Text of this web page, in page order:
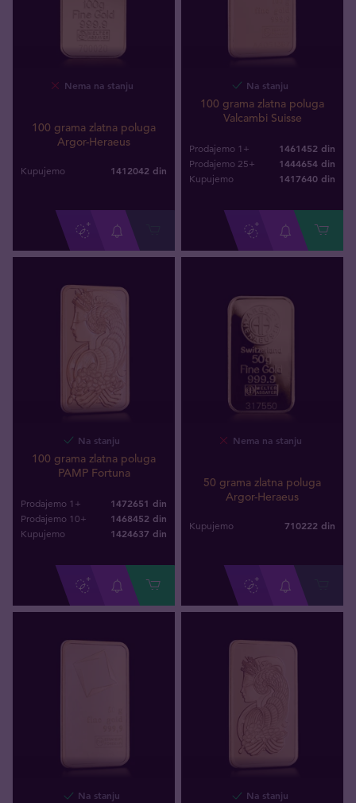
Nema na stanju
100 grama zlatna poluga
Argor-Heraeus
Kupujemo 1412042 din
Na stanju
100 grama zlatna poluga
Valcambi Suisse
Prodajemo 1+ 1461452 din
Prodajemo 25+ 1444654 din
Kupujemo 1417640 din
Na stanju
100 grama zlatna poluga
PAMP Fortuna
Prodajemo 1+ 1472651 din
Prodajemo 10+ 1468452 din
Kupujemo 1424637 din
Nema na stanju
50 grama zlatna poluga
Argor-Heraeus
Kupujemo 710222 din
Na stanju Na stanju